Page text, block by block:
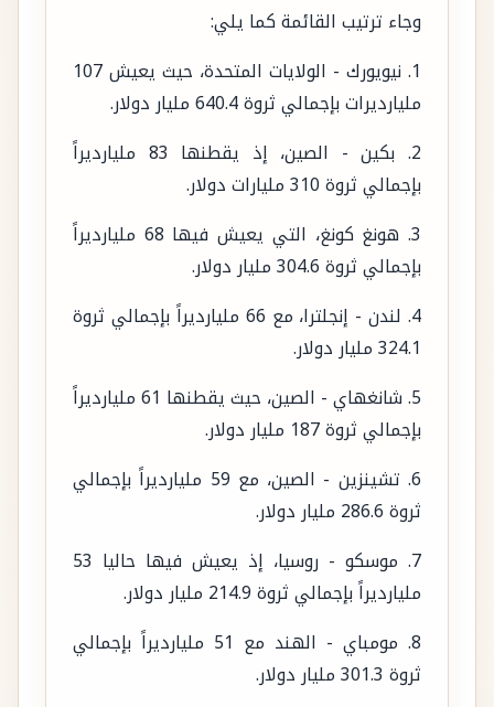
وجاء ترتيب القائمة كما يلي:
1. نيويورك - الولايات المتحدة، حيث يعيش 107
مليارديرات بإجمالي ثروة 640.4 مليار دولار.
2. بكين - الصين، إذ يقطنها 83 مليارديراً
بإجمالي ثروة 310 مليارات دولار.
3. هونغ كونغ، التي يعيش فيها 68 مليارديراً
بإجمالي ثروة 304.6 مليار دولار.
4. لندن - إنجلترا، مع 66 مليارديراً بإجمالي ثروة
324.1 مليار دولار.
5. شانغهاي - الصين، حيث يقطنها 61 مليارديراً
بإجمالي ثروة 187 مليار دولار.
6. تشينزين - الصين، مع 59 مليارديراً بإجمالي
ثروة 286.6 مليار دولار.
7. موسكو - روسيا، إذ يعيش فيها حاليا 53
مليارديراً بإجمالي ثروة 214.9 مليار دولار.
8. مومباي - الهند مع 51 مليارديراً بإجمالي
ثروة 301.3 مليار دولار.